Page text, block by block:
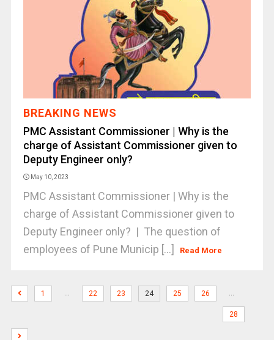
BREAKING NEWS
PMC Assistant Commissioner | Why is the
charge of Assistant Commissioner given to
Deputy Engineer only?
May 10, 2023
PMC Assistant Commissioner | Why is the
charge of Assistant Commissioner given to
Deputy Engineer only? | The question of
employees of Pune Municip [...]
Read More
1 … 22 23 24 25 26 …
28